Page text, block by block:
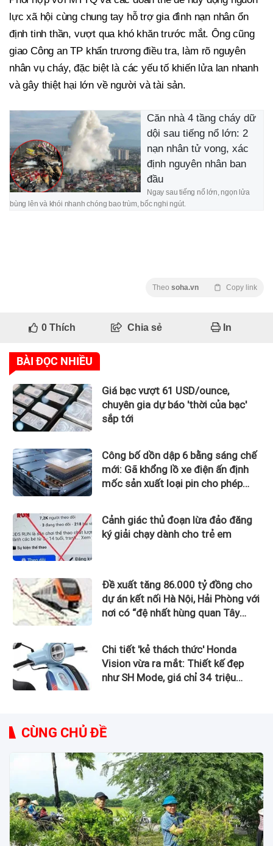
lực xã hội cùng chung tay hỗ trợ gia đình nạn nhân ổn
định tinh thần, vượt qua khó khăn trước mắt. Ông cũng
giao Công an TP khẩn trương điều tra, làm rõ nguyên
nhân vụ cháy, đặc biệt là các yếu tố khiến lửa lan nhanh
và gây thiệt hại lớn về người và tài sản.
Căn nhà 4 tầng cháy dữ
dội sau tiếng nổ lớn: 2
nạn nhân tử vong, xác
định nguyên nhân ban
đầu
Ngay sau tiếng nổ lớn, ngọn lửa
bùng lên và khói nhanh chóng bao trùm, bốc nghi ngút.
Theo soha.vn Copy link
0Thích Chia sẻ In
BÀI ĐỌC NHIỀU
Giá bạc vượt 61 USD/ounce,
chuyên gia dự báo 'thời của bạc'
sắp tới
Công bố dồn dập 6 bằng sáng chế
mới: Gã khổng lồ xe điện ấn định
mốc sản xuất loại pin cho phép
Cảnh giác thủ đoạn lừa đảo đăng
ký giải chạy dành cho trẻ em
Đề xuất tăng 86.000 tỷ đồng cho
dự án kết nối Hà Nội, Hải Phòng với
nơi có “đệ nhất hùng quan Tây
Chi tiết 'kẻ thách thức' Honda
Vision vừa ra mắt: Thiết kế đẹp
như SH Mode, giá chỉ 34 triệu
CÙNG CHỦ ĐỀ